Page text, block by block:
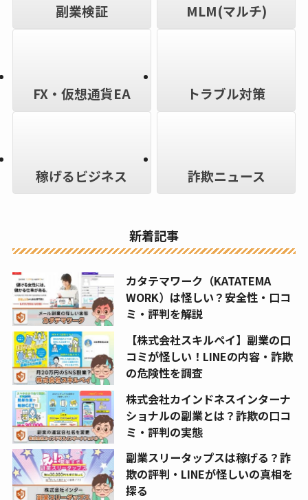
副業検証 MLM(マルチ)
FX・仮想通貨EA トラブル対策
稼げるビジネス 詐欺ニュース
新着記事
カタテマワーク（KATATEMA
WORK）は怪しい？安全性・口コ
ミ・評判を解説
【株式会社スキルペイ】副業の口
コミが怪しい！LINEの内容・詐欺
の危険性を調査
株式会社カインドネスインターナ
ショナルの副業とは？詐欺の口コ
ミ・評判の実態
副業スリータップスは稼げる？詐
欺の評判・LINEが怪しいの真相を
探る